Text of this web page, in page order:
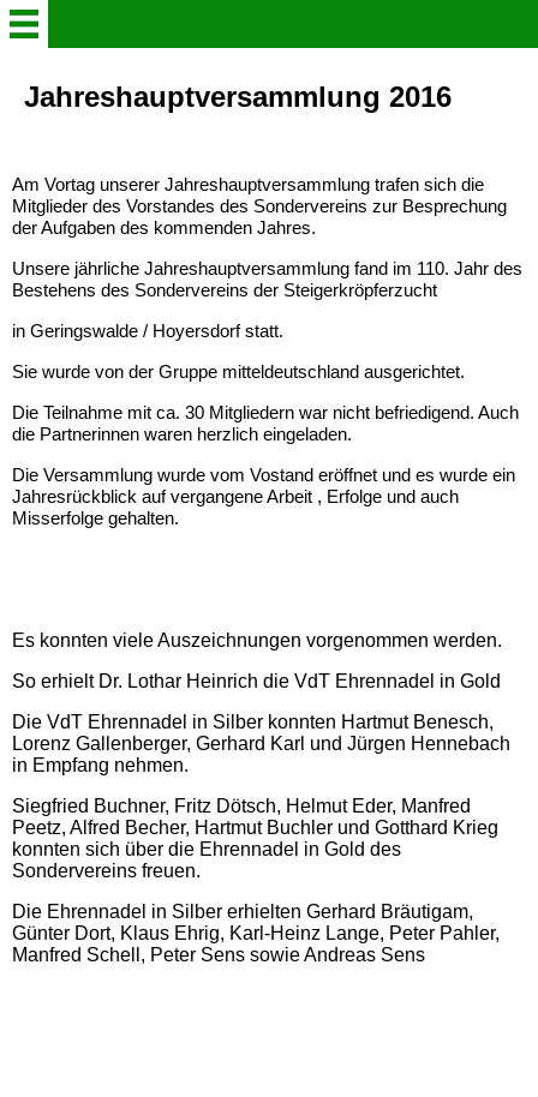
Willkommen
Der Steigerkröpfer
Aktuelles
Gruppenleben in Bildern
Info - Heft 2026
Schaukataloge
Begründer des 1. deutschen
Historisch
kleiner Taubenleitfaden - für
Anfänger
Tauben
Jahreshauptversammlung 2016
Am Vortag unserer Jahreshauptversammlung trafen sich die
Mitglieder des Vorstandes des Sondervereins zur Besprechung
der Aufgaben des kommenden Jahres.
Unsere jährliche Jahreshauptversammlung fand im 110. Jahr des
Bestehens des Sondervereins der Steigerkröpferzucht
in Geringswalde / Hoyersdorf statt.
Sie wurde von der Gruppe mitteldeutschland ausgerichtet.
Die Teilnahme mit ca. 30 Mitgliedern war nicht befriedigend. Auch
die Partnerinnen waren herzlich eingeladen.
Die Versammlung wurde vom Vostand eröffnet und es wurde ein
Jahresrückblick auf vergangene Arbeit , Erfolge und auch
Misserfolge gehalten.
Es konnten viele Auszeichnungen vorgenommen werden.
So erhielt Dr. Lothar Heinrich die VdT Ehrennadel in Gold
Die VdT Ehrennadel in Silber konnten Hartmut Benesch,
Lorenz Gallenberger, Gerhard Karl und Jürgen Hennebach
in Empfang nehmen.
Siegfried Buchner, Fritz Dötsch, Helmut Eder, Manfred
Peetz, Alfred Becher, Hartmut Buchler und Gotthard Krieg
konnten sich über die Ehrennadel in Gold des
Sondervereins freuen.
Die Ehrennadel in Silber erhielten Gerhard Bräutigam,
Günter Dort, Klaus Ehrig, Karl-Heinz Lange, Peter Pahler,
Manfred Schell, Peter Sens sowie Andreas Sens